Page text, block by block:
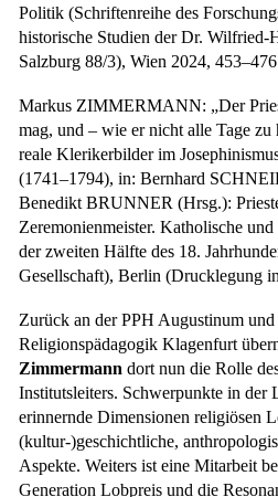
Politik (Schriftenreihe des
historische Studien der Dr. Wilfried-
Salzburg 88/3), Wien 2024,
Markus ZIMMERMANN: „Der
mag, und – wie er nicht alle Tage zu
reale Klerikerbilder im
(1741–1794), in: Bernhard
Benedikt BRUNNER (Hrsg.):
Zeremonienmeister. Katholische
der zweiten Hälfte des 18.
Gesellschaft), Berlin (Drucklegung
Zurück an der PPH Augustinum
Religionspädagogik Klagenfurt
Zimmermann dort nun die Rolle
Institutsleiters. Schwerpunkte in der
erinnernde Dimensionen religiösen
(kultur-)geschichtliche,
Aspekte. Weiters ist eine Mitarbeit
Generation Lobpreis und die